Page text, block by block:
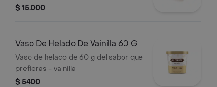
60 g.
$ 15.000
Vaso De Helado De Vainilla 60 G
Vaso de helado de 60 g del sabor que
prefieras - vainilla
$ 5400